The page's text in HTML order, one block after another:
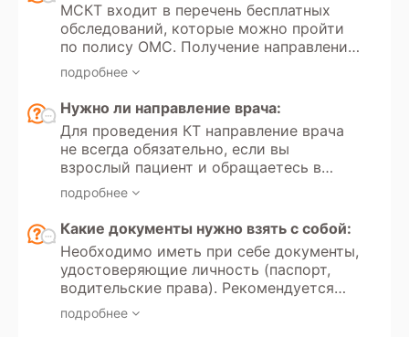
МСКТ входит в перечень бесплатных
обследований, которые можно пройти
по полису ОМС. Получение направления
на мультиспиральную компьютерную
томографию регулируется Федеральным
законом РФ «Об обязательном
медицинском страховании» №323.
Кроме того, в России доступно
прохождение МСКТ по программам
добровольного медицинского
страхования.
подробнее
Нужно ли направление врача:
Для проведения КТ направление врача
не всегда обязательно, если вы
взрослый пациент и обращаетесь в
частную клинику для платного
обследования. Однако если вы хотите
пройти КТ по полису обязательного
медицинского страхования, то
направление от врача необходимо.
Направление всегда требуется для
проведения КТ детям до 18 лет, как в
государственных медицинских
подробнее
Какие документы нужно взять с собой:
Необходимо иметь при себе документы,
удостоверяющие личность (паспорт,
водительские права). Рекомендуется
иметь направление врача с указанием
цели обследования и минимальных
подробнее